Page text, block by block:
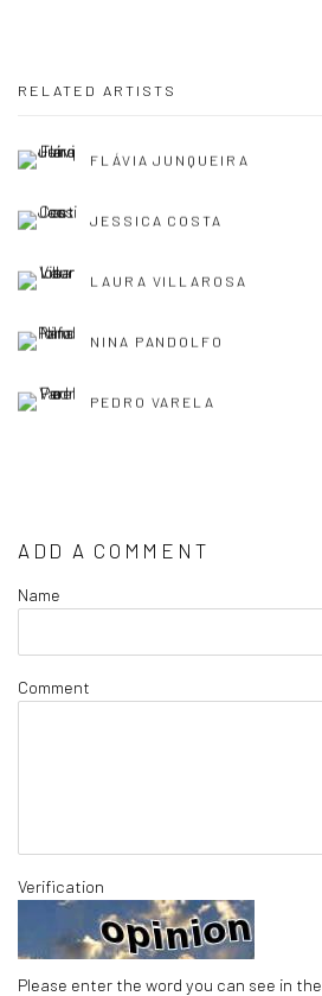
RELATED ARTISTS
FLÁVIA JUNQUEIRA
JESSICA COSTA
LAURA VILLAROSA
NINA PANDOLFO
PEDRO VARELA
ADD A COMMENT
Name
Comment
Verification
Please enter the word you can see in the